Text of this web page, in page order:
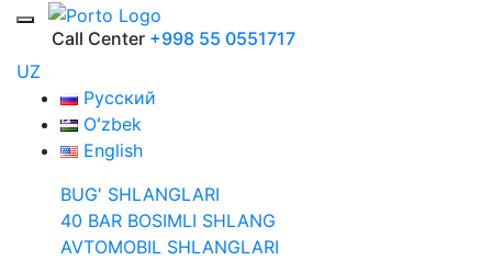
Call Center +998 55 0551717
UZ
Русский
Oʻzbek
English
BUG' SHLANGLARI
40 BAR BOSIMLI SHLANG
AVTOMOBIL SHLANGLARI